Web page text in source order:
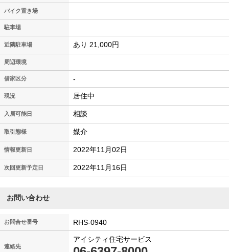
バイク置き場
駐車場
近隣駐車場 あり 21,000円
周辺環境
借家区分 -
現況 居住中
入居可能日 相談
取引態様 媒介
情報更新日 2022年11月02日
次回更新予定日 2022年11月16日
お問い合わせ
お問合せ番号 RHS-0940
連絡先
アイシティ住宅サービス